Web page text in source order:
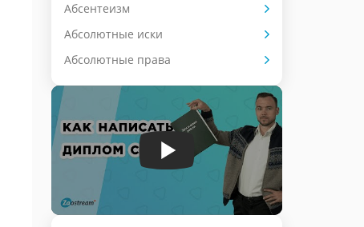
Абсентеизм
Абсолютные иски
Абсолютные права